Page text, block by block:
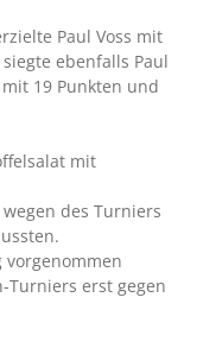
Paul Voss mit
ebenfalls Paul
19 Punkten und
mit
des Turniers
vorgenommen
Turniers erst gegen